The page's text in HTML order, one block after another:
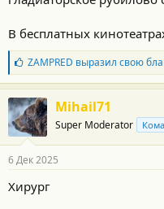
В бесплатных
Б
л
а
г
о
д
а
н
с
ZAMPRED выразил свою
Mihail71
Super Moderator
6 Дек 2025
Хирург